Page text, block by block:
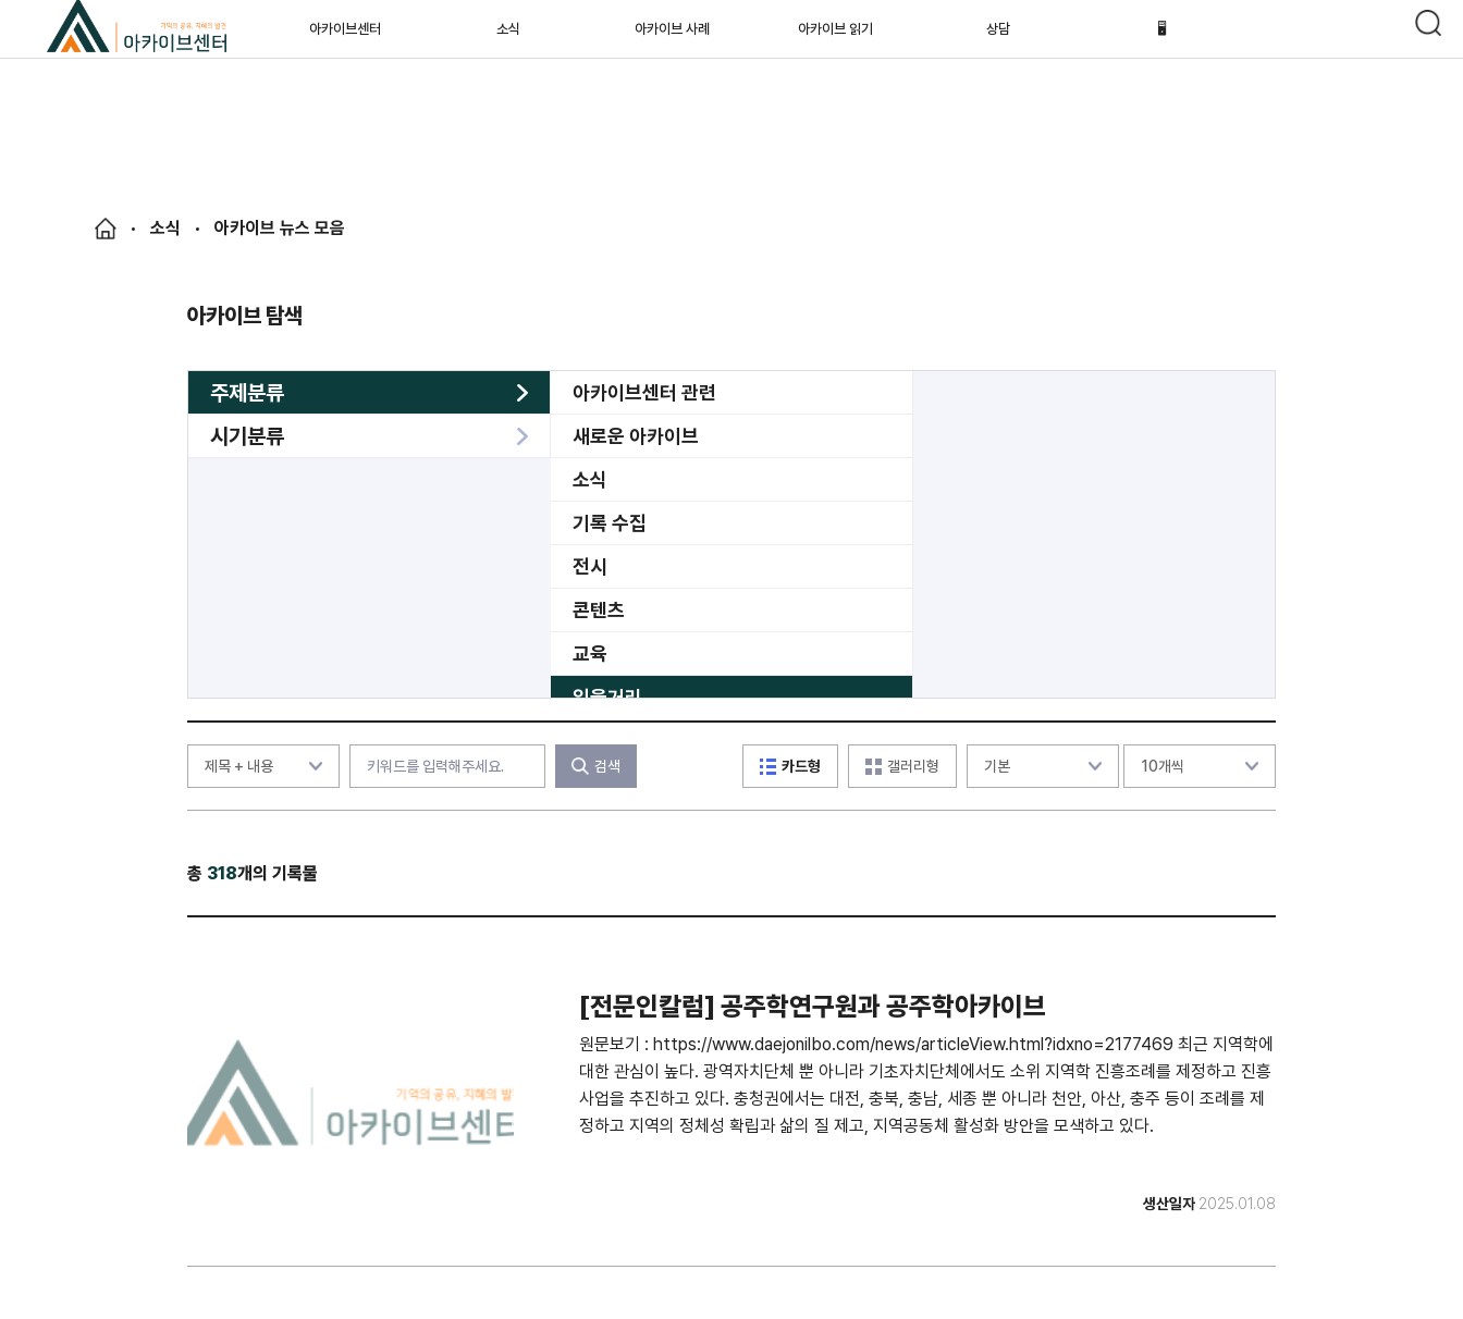
아카이브센터 소식 아카이브 사례 아카이브 읽기 상담 🖥️
소식 아카이브 뉴스 모음
아카이브 탐색
주제분류
아카이브센터 관련
새로운 아카이브
소식
기록 수집
전시
콘텐츠
교육
읽을거리
공공
수상
시기분류
검색 카드형 갤러리형
총 318개의 기록물
[전문인칼럼] 공주학연구원과 공주학아카이브
원문보기 : https://www.daejonilbo.com/news/articleView.html?idxno=2177469 최근 지역학에
대한 관심이 높다. 광역자치단체 뿐 아니라 기초자치단체에서도 소위 지역학 진흥조례를 제정하고 진흥
사업을 추진하고 있다. 충청권에서는 대전, 충북, 충남, 세종 뿐 아니라 천안, 아산, 충주 등이 조례를 제
정하고 지역의 정체성 확립과 삶의 질 제고, 지역공동체 활성화 방안을 모색하고 있다.
생산일자 2025.01.08